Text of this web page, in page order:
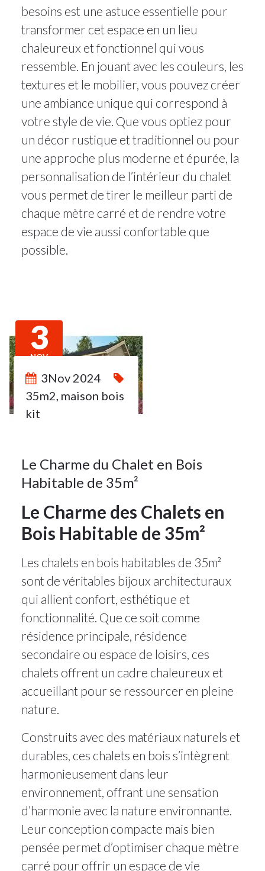
besoins est une astuce essentielle pour
transformer cet espace en un lieu
chaleureux et fonctionnel qui vous
ressemble. En jouant avec les couleurs, les
textures et le mobilier, vous pouvez créer
une ambiance unique qui correspond à
votre style de vie. Que vous optiez pour
un décor rustique et traditionnel ou pour
une approche plus moderne et épurée, la
personnalisation de l’intérieur du chalet
vous permet de tirer le meilleur parti de
chaque mètre carré et de rendre votre
espace de vie aussi confortable que
possible.
3
NOV
3Nov 2024
35m2 maison bois
kit
Le Charme du Chalet en Bois
Habitable de 35m²
Le Charme des Chalets en
Bois Habitable de 35m²
Les chalets en bois habitables de 35m²
sont de véritables bijoux architecturaux
qui allient confort, esthétique et
fonctionnalité. Que ce soit comme
résidence principale, résidence
secondaire ou espace de loisirs, ces
chalets offrent un cadre chaleureux et
accueillant pour se ressourcer en pleine
nature.
Construits avec des matériaux naturels et
durables, ces chalets en bois s’intègrent
harmonieusement dans leur
environnement, offrant une sensation
d’harmonie avec la nature environnante.
Leur conception compacte mais bien
pensée permet d’optimiser chaque mètre
carré pour offrir un espace de vie